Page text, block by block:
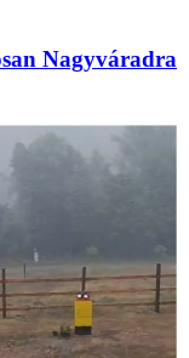
Nagyváradra